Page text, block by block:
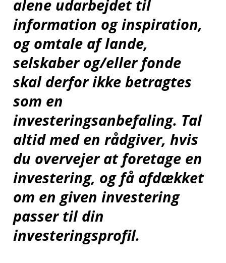
alene udarbejdet til
information og inspiration,
og omtale af lande,
selskaber og/eller fonde
skal derfor ikke betragtes
som en
investeringsanbefaling. Tal
altid med en rådgiver, hvis
du overvejer at foretage en
investering, og få afdækket
om en given investering
passer til din
investeringsprofil.